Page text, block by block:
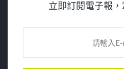
立即訂閱電子報